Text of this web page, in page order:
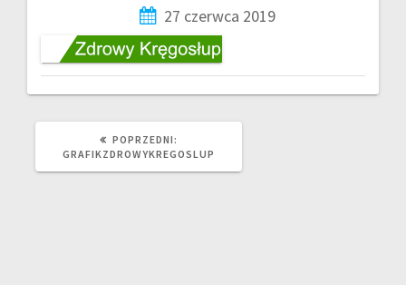
27 czerwca 2019
POPRZEDNI:
GRAFIKZDROWYKREGOSLUP